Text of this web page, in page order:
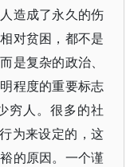
造成了永久的伤
对贫困，都不是
是复杂的政治、
程度的重要标志
穷人。很多的社
为来设定的，这
的原因。一个谨